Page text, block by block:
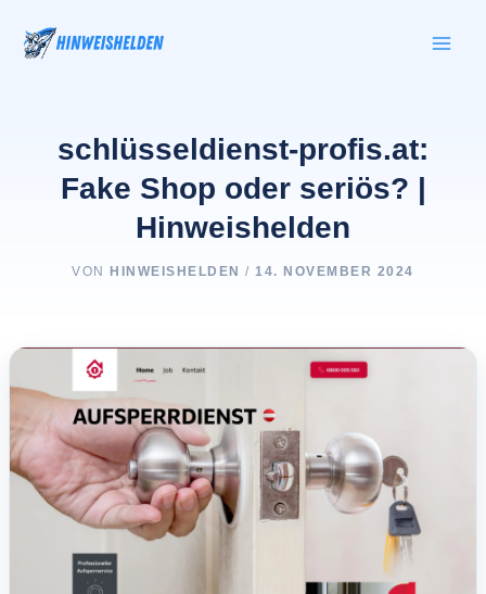
Inhalt
springen
schlüsseldienst-profis.at:
Fake Shop oder seriös? |
Hinweishelden
VON HINWEISHELDEN/14. NOVEMBER 2024